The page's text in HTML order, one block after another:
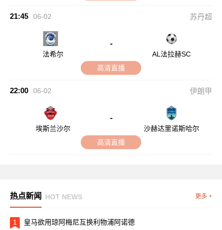
21:45 06-02 苏丹超
法希尔
-
AL法拉赫SC
高清直播
22:00 06-02 伊朗甲
埃斯兰沙尔
-
沙赫达里诺斯哈尔
高清直播
热点新闻 HOT NEWS 更多 +
1 皇马欲用琼阿梅尼互换利物浦阿诺德